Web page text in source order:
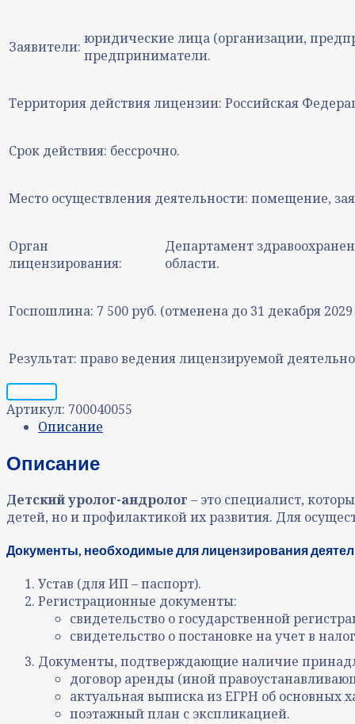
Заявители: юридические лица (организации,
предприниматели.
Территория действия лицензии: Российская
Срок действия: бессрочно.
Место осуществления деятельности: помещение,
Орган
лицензирования:
Департамент
области.
Госпошлина: 7 500 руб. (отменена до 31 декабря 2029
Результат: право ведения лицензируемой
Артикул: 700040055
Описание
Описание
Детский уролог-андролог – это специалист,
детей, но и профилактикой их развития. Для
Документы, необходимые для лицензирования
Устав (для ИП – паспорт).
Регистрационные документы:
свидетельство о государственной
свидетельство о постановке на учет в
Документы, подтверждающие наличие
договор аренды (иной
актуальная выписка из ЕГРН об основных
поэтажный план с экспликацией.